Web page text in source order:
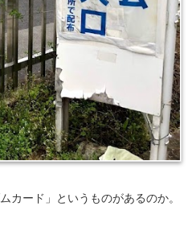
カード」というものがあるのか。